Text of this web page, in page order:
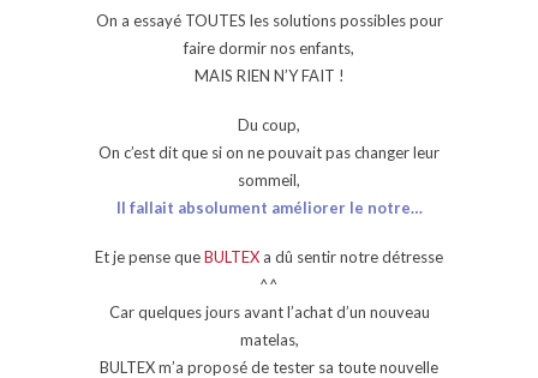
On a essayé TOUTES les solutions possibles pour
faire dormir nos enfants,
MAIS RIEN N’Y FAIT !
Du coup,
On c’est dit que si on ne pouvait pas changer leur
sommeil,
Il fallait absolument améliorer le notre…
Et je pense queBULTEX a dû sentir notre détresse
^^
Car quelques jours avant l’achat d’un nouveau
matelas,
BULTEX m’a proposé de tester sa toute nouvelle